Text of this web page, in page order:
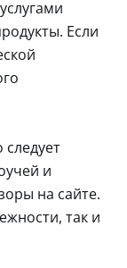
Если
и
на сайте.
так и